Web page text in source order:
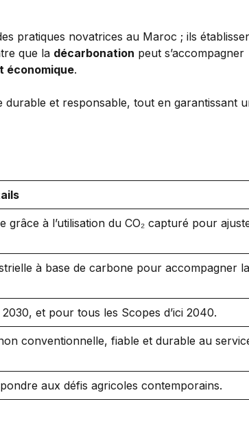
pratiques novatrices au Maroc ; ils
que la décarbonation peut s’accompagner
économique.
durable et responsable, tout en garantissant
grâce à l’utilisation du CO₂ capturé pour
à base de carbone pour accompagner
et pour tous les Scopes d’ici 2040.
conventionnelle, fiable et durable au
aux défis agricoles contemporains.